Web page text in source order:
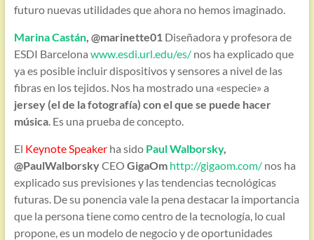
futuro nuevas utilidades que ahora no hemos imaginado.
Marina Castán, @marinette01Diseñadora y profesora de
ESDI Barcelona www.esdi.url.edu/es/ nos ha explicado que
ya es posible incluir dispositivos y sensores a nivel de las
fibras en los tejidos. Nos ha mostrado una «especie» a
jersey (el de la fotografía) con el que se puede hacer
música. Es una prueba de concepto.
El Keynote Speakerha sido Paul Walborsky,
@PaulWalborskyCEO GigaOm http://gigaom.com/nos ha
explicado sus previsiones y las tendencias tecnológicas
futuras. De su ponencia vale la pena destacar la importancia
que la persona tiene como centro de la tecnología, lo cual
propone, es un modelo de negocio y de oportunidades